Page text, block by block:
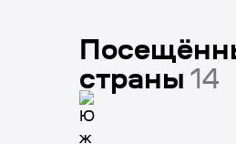
страны 14